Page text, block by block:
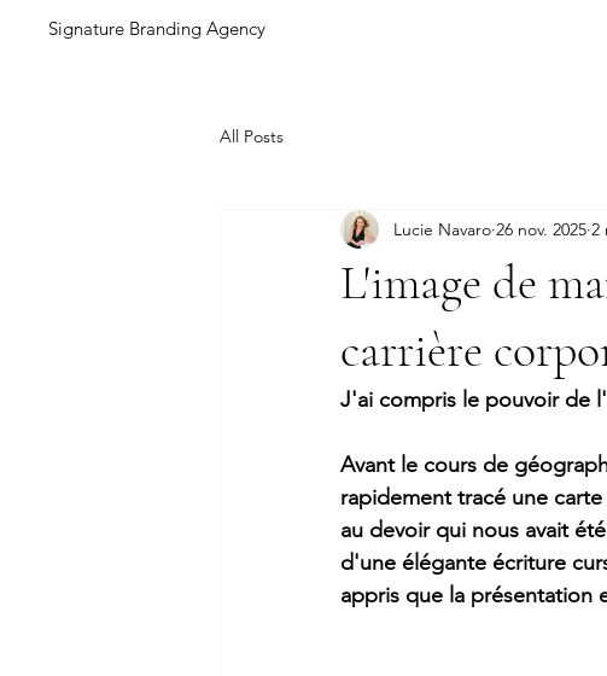
Signature Branding Agency
All Posts
L'image de
carrière
Lucie Navaro 26 nov. 2025 2
J'ai compris le pouvoir de
Avant le cours de
rapidement tracé une
au devoir qui nous avait
d'une élégante écriture
appris que la présentation